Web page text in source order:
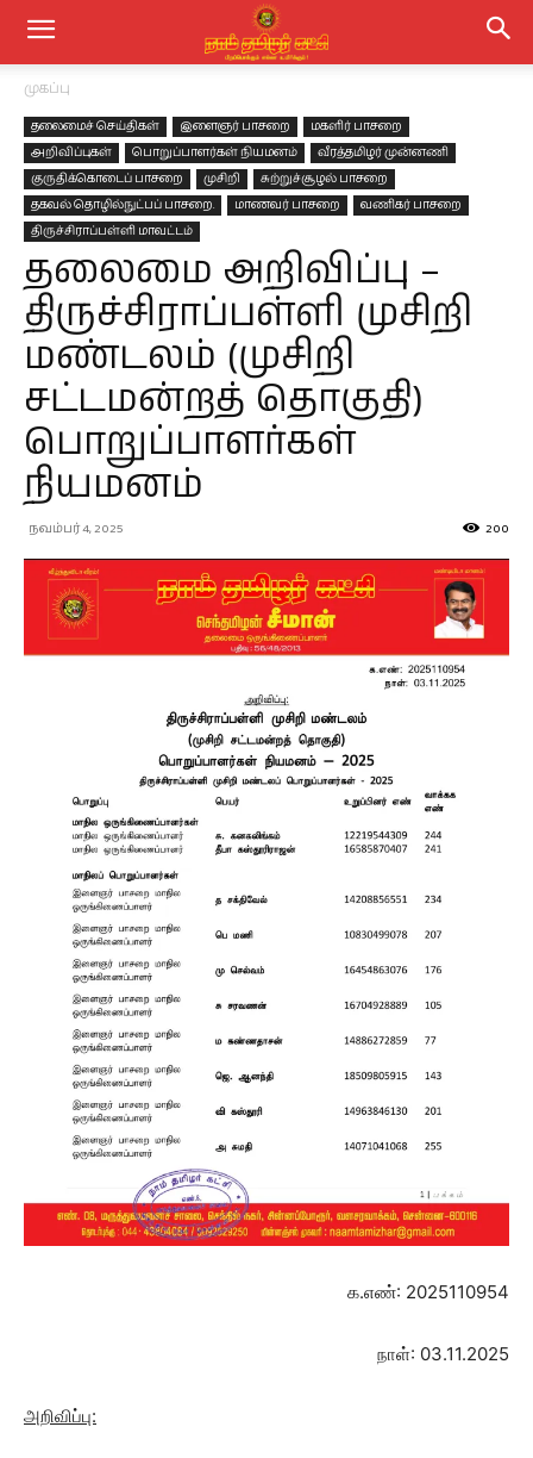
முகப்பு
தலைமைச் செய்திகள் இளைஞர் பாசறை
மகளிர் பாசறை
அறிவிப்புகள்
பொறுப்பாளர்கள் நியமனம்
வீரத்தமிழர் முன்னணி
குருதிக்கொடைப் பாசறை
முசிறி
சுற்றுச்சூழல் பாசறை
தகவல் தொழில்நுட்பப் பாசறை.
மாணவர் பாசறை
வணிகர் பாசறை
திருச்சிராப்பள்ளி மாவட்டம்
தலைமை அறிவிப்பு –
திருச்சிராப்பள்ளி முசிறி
மண்டலம் (முசிறி
சட்டமன்றத் தொகுதி)
பொறுப்பாளர்கள்
நியமனம்
நவம்பர் 4, 2025 200
க.எண்: 2025110954
நாள்: 03.11.2025
அறிவிப்பு: